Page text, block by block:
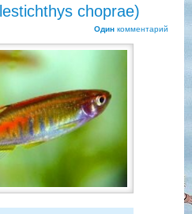
choprae)
Один комментарий